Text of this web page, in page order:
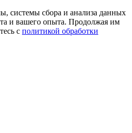
системы сбора и анализа данных
и вашего опыта. Продолжая им
с политикой обработки